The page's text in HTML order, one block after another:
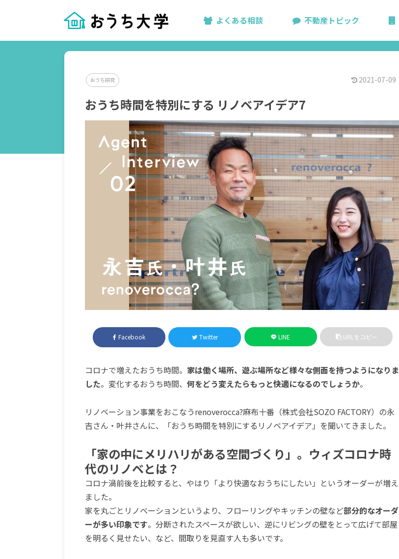
よくある相談 不動産トピック
おうち研究 2021-07-09
おうち時間を特別にする リノベアイデア7
Facebook Twitter LINE URLをコピー
コロナで増えたおうち時間。 家は働く場所、遊ぶ場所など様々な側面を持つようになりま
した。変化するおうち時間、 何をどう変えたらもっと快適になるのでしょうか。
リノベーション事業をおこなうrenoverocca?麻布十番（株式会社SOZO FACTORY）の永
吉さん・叶井さんに、「おうち時間を特別にするリノベアイデア」を聞いてきました。
「家の中にメリハリがある空間づくり」。ウィズコロナ時
代のリノベとは？
コロナ渦前後を比較すると、やはり「より快適なおうちにしたい」というオーダーが増え
ました。
家を丸ごとリノベーションというより、フローリングやキッチンの壁など部分的なオーダ
ーが多い印象です。分断されたスペースが欲しい、逆にリビングの壁をとって広げて部屋
を明るく見せたい、など、間取りを見直す人も多いです。